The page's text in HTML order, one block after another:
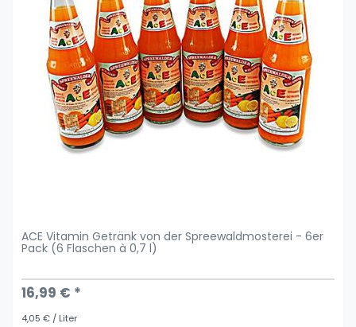
ACE Vitamin Getränk von der Spreewaldmosterei - 6er
Pack (6 Flaschen à 0,7 l)
16,99 € *
4,05 € / Liter